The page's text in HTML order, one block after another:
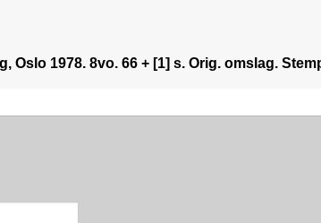
Oslo 1978. 8vo. 66 + [1] s. Orig. omslag.